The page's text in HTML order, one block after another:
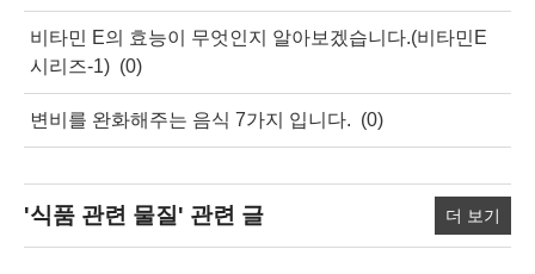
비타민 E의 효능이 무엇인지 알아보겠습니다.(비타민E
시리즈-1) (0)
변비를 완화해주는 음식 7가지 입니다. (0)
'식품 관련 물질' 관련 글 더 보기